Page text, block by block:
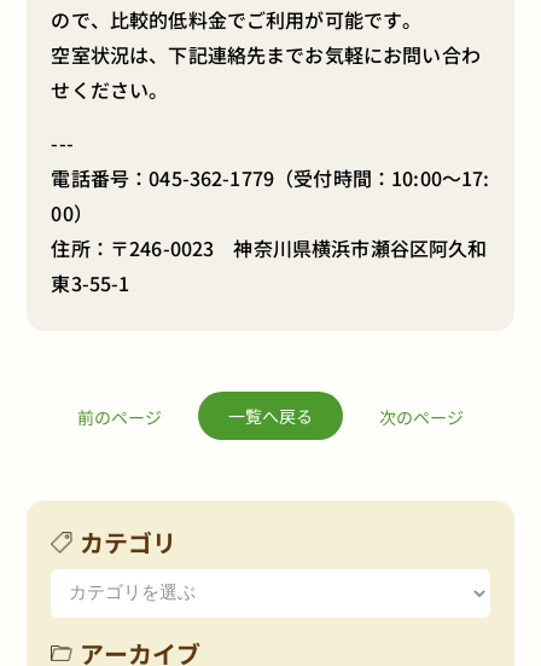
ので、比較的低料金でご利用が可能です。
空室状況は、下記連絡先までお気軽にお問い合わ
せください。
---
電話番号：045-362-1779 （受付時間：10:00～17:
00）
住所：〒246-0023 神奈川県横浜市瀬谷区阿久和
東3-55-1
前のページ 一覧へ戻る 次のページ
カテゴリ
アーカイブ